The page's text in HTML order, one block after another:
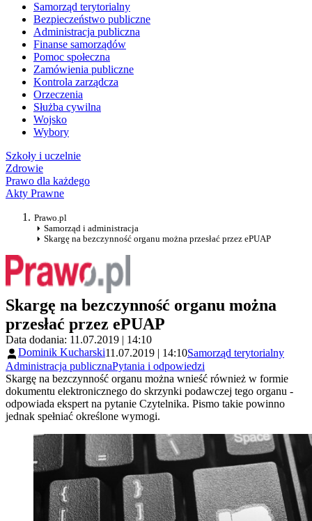
Samorząd terytorialny
Bezpieczeństwo publiczne
Administracja publiczna
Finanse samorządów
Pomoc społeczna
Zamówienia publiczne
Kontrola zarządcza
Orzeczenia
Służba cywilna
Wojsko
Wybory
Szkoły i uczelnie
Zdrowie
Prawo dla każdego
Akty Prawne
Prawo.pl
Samorząd i administracja
Skargę na bezczynność organu można przesłać przez ePUAP
Skargę na bezczynność organu można
przesłać przez ePUAP
Data dodania: 11.07.2019 | 14:10
Dominik Kucharski11.07.2019 | 14:10Samorząd terytorialny
Administracja publicznaPytania i odpowiedzi
Skargę na bezczynność organu można wnieść również w formie
dokumentu elektronicznego do skrzynki podawczej tego organu -
odpowiada ekspert na pytanie Czytelnika. Pismo takie powinno
jednak spełniać określone wymogi.